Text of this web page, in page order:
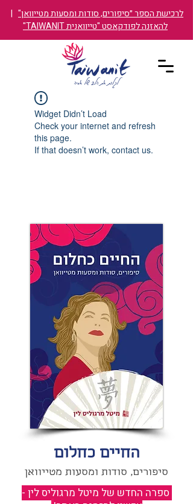
לרכישת הספר ״סיפורים, סודות ומסעות מטייוואן" |
להאזנה לפודקאסט "טייוואנית TAIWANIT"
Widget Didn’t Load
Check your internet and refresh
this page.
If that doesn’t work, contact us.
החיים כחלום
סיפורים, סודות ומסעות מטייוואן
ספרה החדש של מיטל מרגוליס לין -